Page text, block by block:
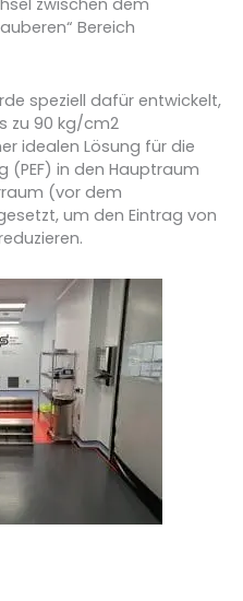
Bereich
speziell dafür entwickelt,
zu 90 kg/cm2
idealen Lösung für die
(PEF) in den Hauptraum
(vor dem
um den Eintrag von